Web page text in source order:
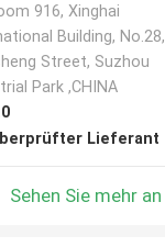
916, Xinghai
Building, No.28,
Street, Suzhou
Park ,CHINA
Lieferant
Sehen Sie mehr an